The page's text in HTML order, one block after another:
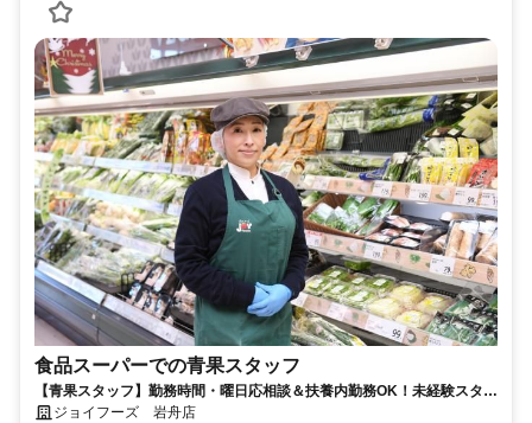
食品スーパーでの青果スタッフ
【青果スタッフ】勤務時間・曜日応相談＆扶養内勤務OK！未経験スター
ト大歓迎♪
ジョイフーズ 岩舟店